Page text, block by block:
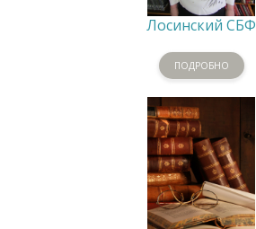
Лосинский СБФ
ПОДРОБНО